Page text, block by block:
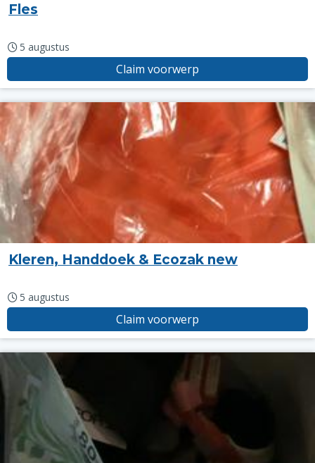
Fles
5 augustus
Claim voorwerp
Kleren, Handdoek & Ecozak new
5 augustus
Claim voorwerp